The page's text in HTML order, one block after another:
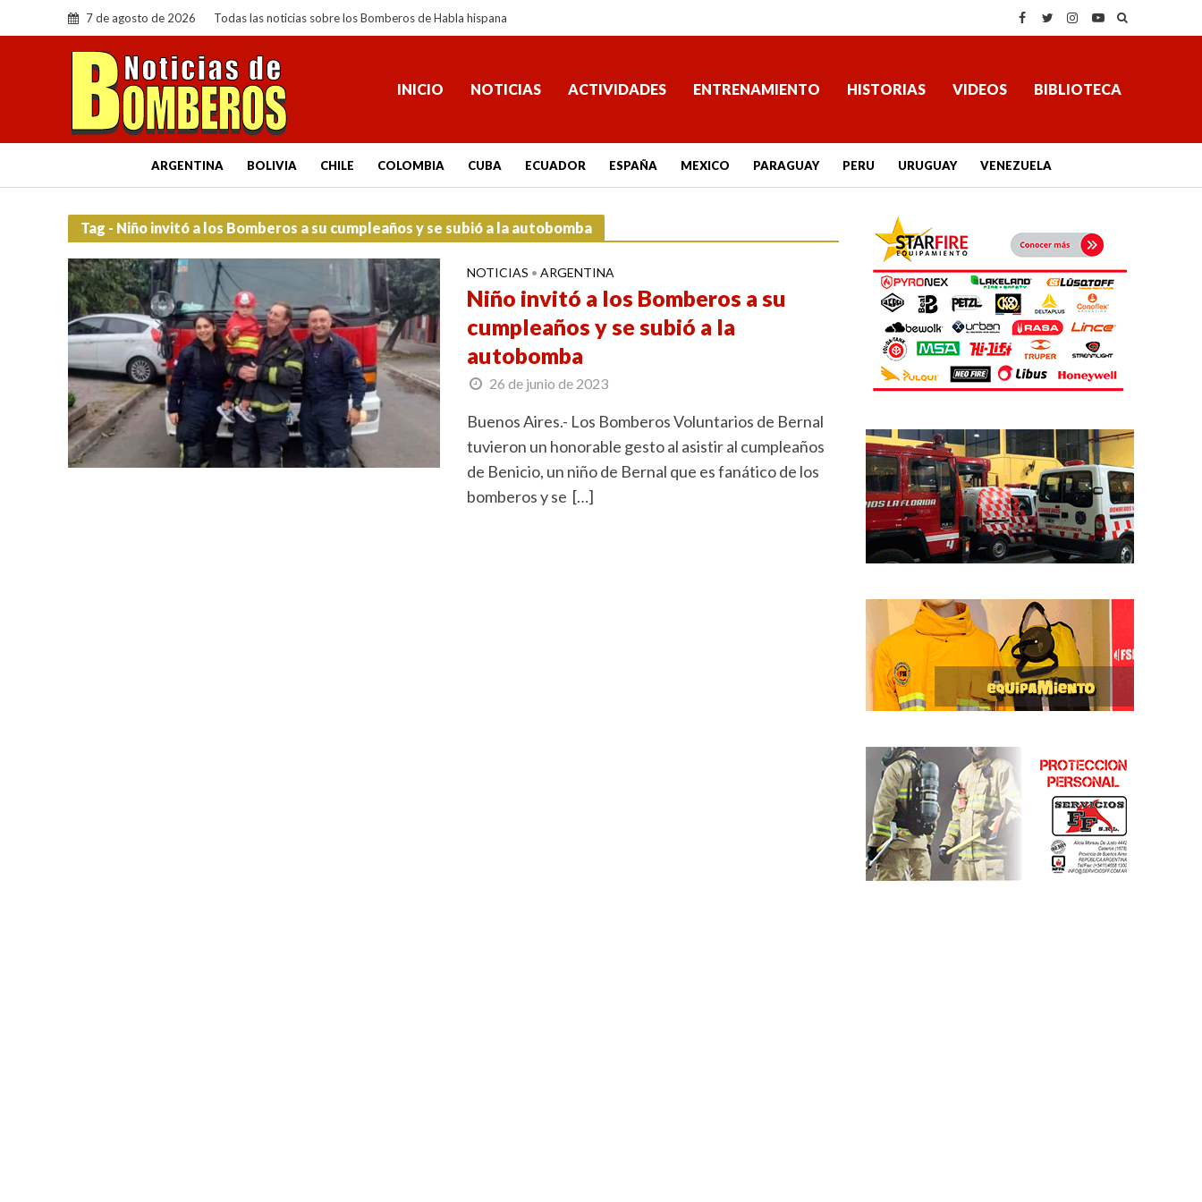
7 de agosto de 2026 Todas las noticias sobre los Bomberos de Habla hispana
INICIO NOTICIAS ACTIVIDADES ENTRENAMIENTO HISTORIAS VIDEOS BIBLIOTECA
ARGENTINA BOLIVIA CHILE COLOMBIA CUBA ECUADOR ESPAÑA MEXICO PARAGUAY PERU URUGUAY VENEZUELA
Tag - Niño invitó a los Bomberos a su cumpleaños y se subió a la autobomba
NOTICIAS • ARGENTINA
Niño invitó a los Bomberos a su
cumpleaños y se subió a la
autobomba
26 de junio de 2023
Buenos Aires.- Los Bomberos Voluntarios de Bernal
tuvieron un honorable gesto al asistir al cumpleaños
de Benicio, un niño de Bernal que es fanático de los
bomberos y se […]